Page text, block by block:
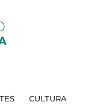
CULTURA